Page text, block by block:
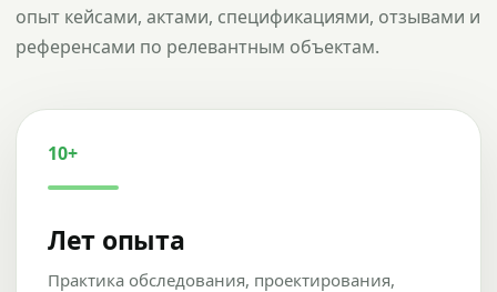
опыт кейсами, актами, спецификациями, отзывами и
референсами по релевантным объектам.
10+
Лет опыта
Практика обследования, проектирования,